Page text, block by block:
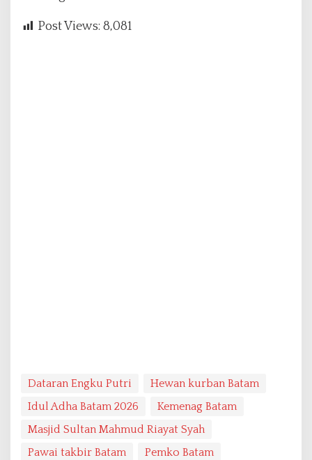
Post Views: 8,081
Dataran Engku Putri
Hewan kurban Batam
Idul Adha Batam 2026
Kemenag Batam
Masjid Sultan Mahmud Riayat Syah
Pawai takbir Batam
Pemko Batam